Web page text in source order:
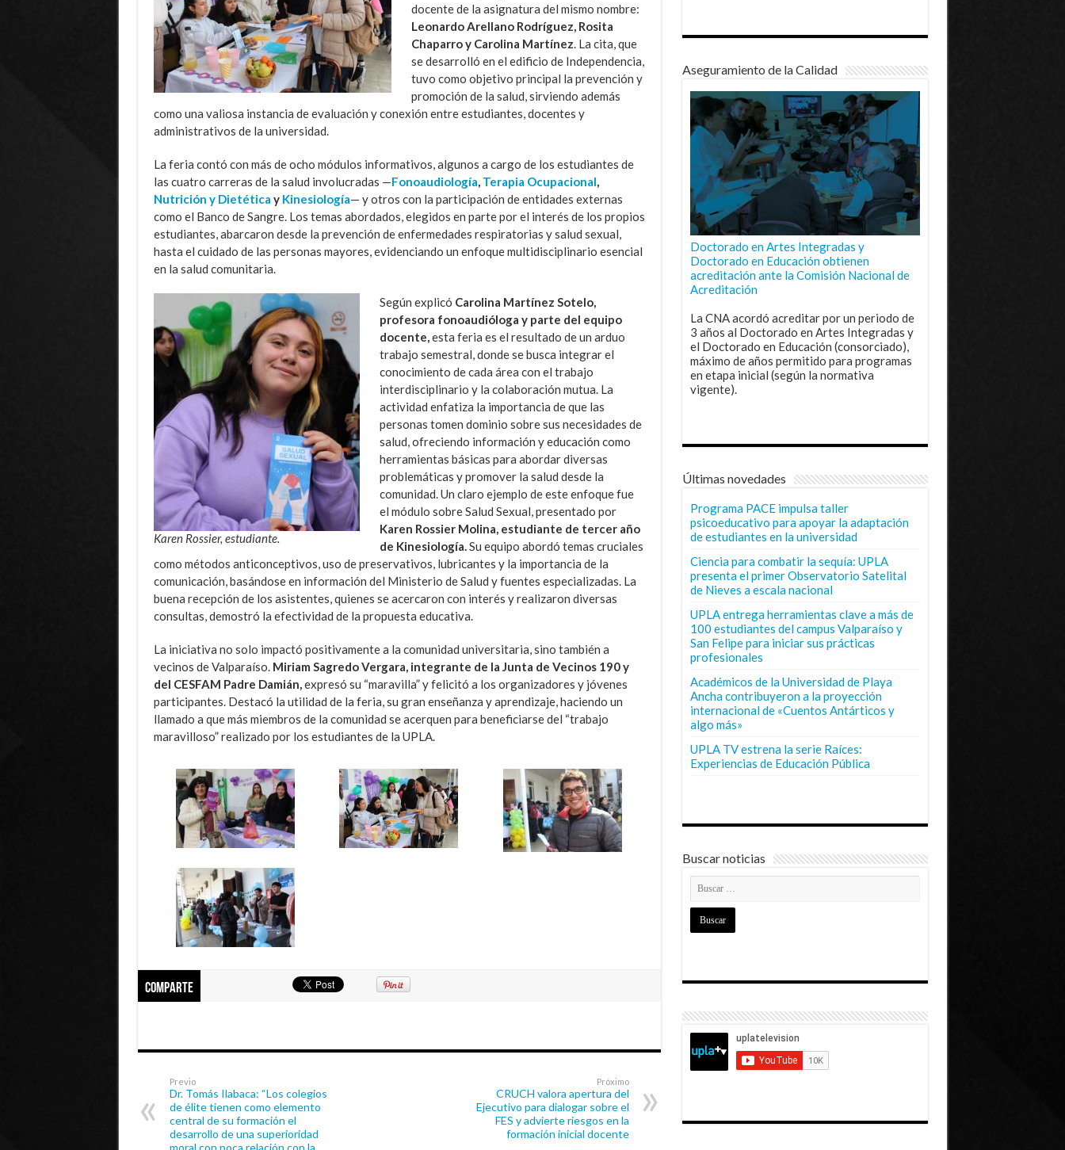
docente de la asignatura del mismo nombre:
Leonardo Arellano Rodríguez, Rosita
Chaparro y Carolina Martínez. La cita, que
se desarrolló en el edificio de Independencia,
tuvo como objetivo principal la prevención y
promoción de la salud, sirviendo además
como una valiosa instancia de evaluación y conexión entre estudiantes, docentes y
administrativos de la universidad.
La feria contó con más de ocho módulos informativos, algunos a cargo de los estudiantes de
las cuatro carreras de la salud involucradas —Fonoaudiología, Terapia Ocupacional,
Nutrición y Dietética y Kinesiología— y otros con la participación de entidades externas
como el Banco de Sangre. Los temas abordados, elegidos en parte por el interés de los propios
estudiantes, abarcaron desde la prevención de enfermedades respiratorias y salud sexual,
hasta el cuidado de las personas mayores, evidenciando un enfoque multidisciplinario esencial
en la salud comunitaria.
Karen Rossier, estudiante.
Según explicó Carolina Martínez Sotelo,
profesora fonoaudióloga y parte del equipo
docente,esta feria es el resultado de un arduo
trabajo semestral, donde se busca integrar el
conocimiento de cada área con el trabajo
interdisciplinario y la colaboración mutua. La
actividad enfatiza la importancia de que las
personas tomen dominio sobre sus necesidades de
salud, ofreciendo información y educación como
herramientas básicas para abordar diversas
problemáticas y promover la salud desde la
comunidad. Un claro ejemplo de este enfoque fue
el módulo sobre Salud Sexual, presentado por
Karen Rossier Molina, estudiante de tercer año
de Kinesiología.Su equipo abordó temas cruciales
como métodos anticonceptivos, uso de preservativos, lubricantes y la importancia de la
comunicación, basándose en información del Ministerio de Salud y fuentes especializadas. La
buena recepción de los asistentes, quienes se acercaron con interés y realizaron diversas
consultas, demostró la efectividad de la propuesta educativa.
La iniciativa no solo impactó positivamente a la comunidad universitaria, sino también a
vecinos de Valparaíso. Miriam Sagredo Vergara, integrante de la Junta de Vecinos 190 y
del CESFAM Padre Damián,expresó su “maravilla” y felicitó a los organizadores y jóvenes
participantes. Destacó la utilidad de la feria, su gran enseñanza y aprendizaje, haciendo un
llamado a que más miembros de la comunidad se acerquen para beneficiarse del “trabajo
maravilloso” realizado por los estudiantes de la UPLA.
Comparte
Previo
Dr. Tomás Ilabaca: “Los colegios
de élite tienen como elemento
central de su formación el
desarrollo de una superioridad
moral con poca relación con la
Próximo
CRUCH valora apertura del
Ejecutivo para dialogar sobre el
FES y advierte riesgos en la
formación inicial docente
Aseguramiento de la Calidad
Doctorado en Artes Integradas y
Doctorado en Educación obtienen
acreditación ante la Comisión Nacional de
Acreditación
La CNA acordó acreditar por un periodo de
3 años al Doctorado en Artes Integradas y
el Doctorado en Educación (consorciado),
máximo de años permitido para programas
en etapa inicial (según la normativa
vigente).
Últimas novedades
Programa PACE impulsa taller
psicoeducativo para apoyar la adaptación
de estudiantes en la universidad
Ciencia para combatir la sequía: UPLA
presenta el primer Observatorio Satelital
de Nieves a escala nacional
UPLA entrega herramientas clave a más de
100 estudiantes del campus Valparaíso y
San Felipe para iniciar sus prácticas
profesionales
Académicos de la Universidad de Playa
Ancha contribuyeron a la proyección
internacional de «Cuentos Antárticos y
algo más»
UPLA TV estrena la serie Raíces:
Experiencias de Educación Pública
Buscar noticias